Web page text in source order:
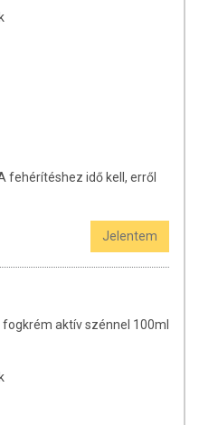
használatát konzultálja
bármelyikére érzékeny vagy
fehérítéshez idő kell, erről
Jelentem
aktív szénnel 100ml